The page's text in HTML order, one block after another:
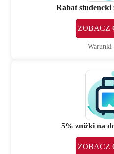
Rabat studencki
ZOBACZ
Warunki
5% zniżki na
ZOBACZ